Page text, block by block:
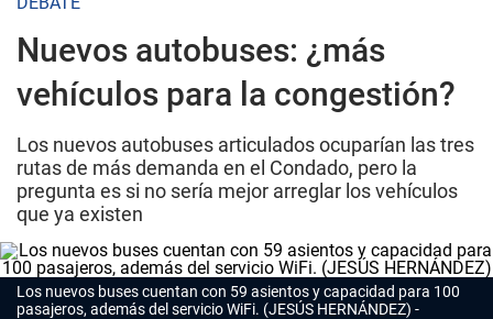
Nuevos autobuses: ¿más
vehículos para la congestión?
Los nuevos autobuses articulados ocuparían las tres
rutas de más demanda en el Condado, pero la
pregunta es si no sería mejor arreglar los vehículos
que ya existen
Los nuevos buses cuentan con 59 asientos y capacidad para 100
pasajeros, además del servicio WiFi. (JESÚS HERNÁNDEZ)